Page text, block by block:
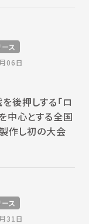
ス
06日
後押しする「ロ
中心とする全国
作し初の大会
ス
31日